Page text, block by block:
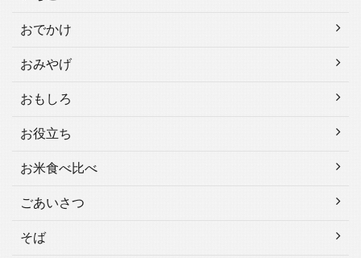
おでかけ
おみやげ
おもしろ
お役立ち
お米食べ比べ
ごあいさつ
そば